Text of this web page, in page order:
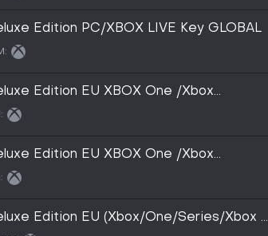
Edition PC/XBOX LIVE Key GLOBAL
Edition EU XBOX One /Xbox
Key
Edition EU XBOX One /Xbox
Key
Edition EU (Xbox/One/Series/Xbox -